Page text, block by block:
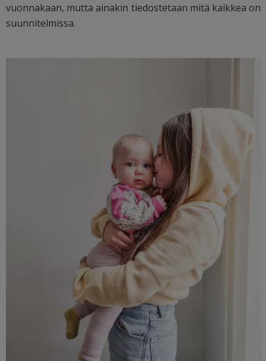
vuonnakaan, mutta ainakin tiedostetaan mitä kaikkea on
suunnitelmissa.